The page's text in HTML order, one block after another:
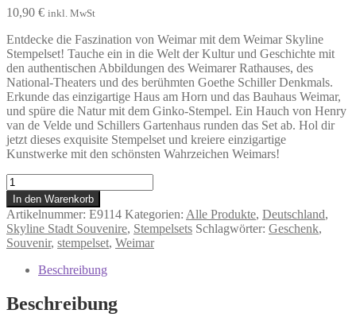
10,90 € inkl. MwSt
Entdecke die Faszination von Weimar mit dem Weimar Skyline
Stempelset! Tauche ein in die Welt der Kultur und Geschichte mit
den authentischen Abbildungen des Weimarer Rathauses, des
National-Theaters und des berühmten Goethe Schiller Denkmals.
Erkunde das einzigartige Haus am Horn und das Bauhaus Weimar,
und spüre die Natur mit dem Ginko-Stempel. Ein Hauch von Henry
van de Velde und Schillers Gartenhaus runden das Set ab. Hol dir
jetzt dieses exquisite Stempelset und kreiere einzigartige
Kunstwerke mit den schönsten Wahrzeichen Weimars!
Weimar
-
Stempel
Menge
In den Warenkorb
Artikelnummer: E9114 Kategorien: Alle Produkte, Deutschland,
Skyline Stadt Souvenire, Stempelsets Schlagwörter: Geschenk,
Souvenir, stempelset, Weimar
Beschreibung
Beschreibung